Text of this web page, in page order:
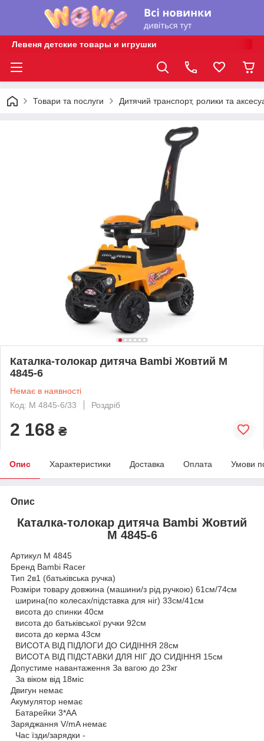
Левеня детские товары и игрушки
Товари та послуги Дитячий транспорт, ролики та
Каталка-толокар дитяча Bambi Жовтий M
4845-6
Немає в наявності
Код: M 4845-6/33
Роздріб
2 168 ₴
Опис Характеристики Доставка Оплата Умови
Опис
Каталка-толокар дитяча Bambi Жовтий
M 4845-6
Артикул M 4845
Бренд Bambi Racer
Тип 2в1 (батьківська ручка)
Розміри товару довжина (машини/з рід.ручкою) 61см/74см
ширина(по колесах/підставка для ніг) 33см/41см
висота до спинки 40см
висота до батьківської ручки 92см
висота до керма 43см
ВИСОТА ВІД ПІДЛОГИ ДО СИДІННЯ 28см
ВИСОТА ВІД ПІДСТАВКИ ДЛЯ НІГ ДО СИДІННЯ 15см
Допустиме навантаження За вагою до 23кг
За віком від 18міс
Двигун немає
Акумулятор немає
Батарейки 3*АА
Заряджання V/mA немає
Час їзди/зарядки -